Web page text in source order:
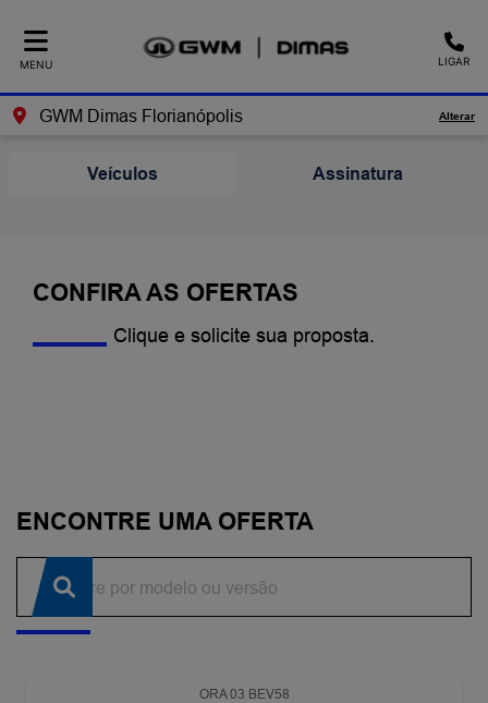
MENU LIGAR
GWM Dimas Florianópolis Alterar
Veículos Assinatura
CONFIRA AS OFERTAS
Clique e solicite sua proposta.
ENCONTRE UMA OFERTA
ORA 03 BEV58